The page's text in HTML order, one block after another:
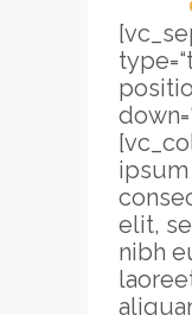
elit,
nibh